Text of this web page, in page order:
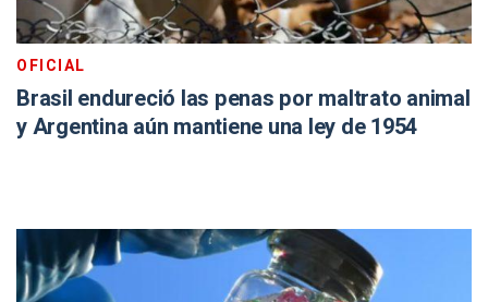
OFICIAL
Brasil endureció las penas por maltrato animal
y Argentina aún mantiene una ley de 1954